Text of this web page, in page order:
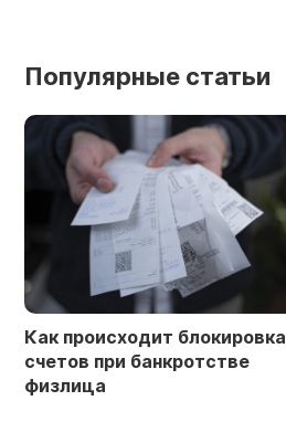
Популярные статьи
Как происходит блокировка
счетов при банкротстве
физлица